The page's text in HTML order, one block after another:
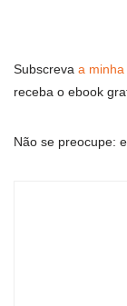
Subscreva a
receba o ebook
Não se preocupe: